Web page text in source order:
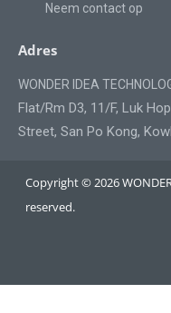
Neem contact op
Adres
WONDER IDEA
Flat/Rm D3, 11/F, Luk
Street, San Po Kong,
Copyright © 2026
reserved.